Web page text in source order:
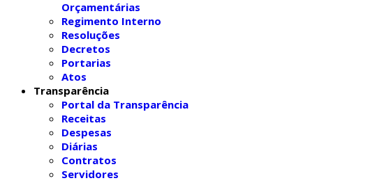
Orçamentárias
Regimento Interno
Resoluções
Decretos
Portarias
Atos
Transparência
Portal da Transparência
Receitas
Despesas
Diárias
Contratos
Servidores